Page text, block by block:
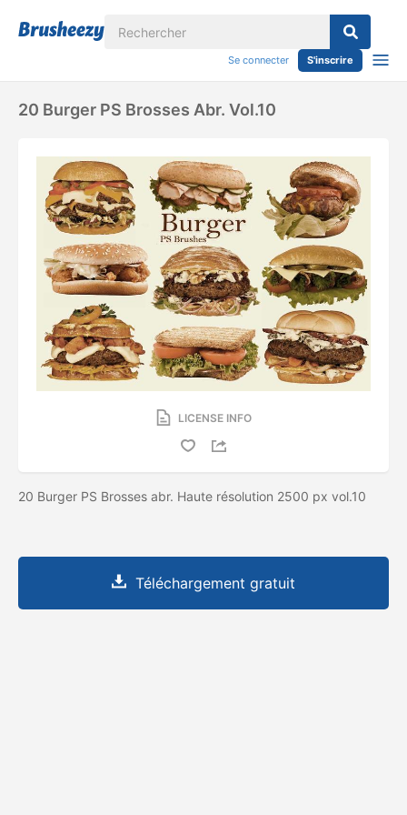
Se connecter S'inscrire
20 Burger PS Brosses Abr. Vol.10
LICENSE INFO
20 Burger PS Brosses abr. Haute résolution 2500 px vol.10
Téléchargement gratuit